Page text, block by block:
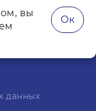
данных
вы
Ок